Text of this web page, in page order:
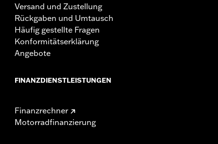
Versand und Zustellung
Rückgaben und Umtausch
Häufig gestellte Fragen
Konformitätserklärung
Angebote
FINANZDIENSTLEISTUNGEN
Finanzrechner
Motorradfinanzierung